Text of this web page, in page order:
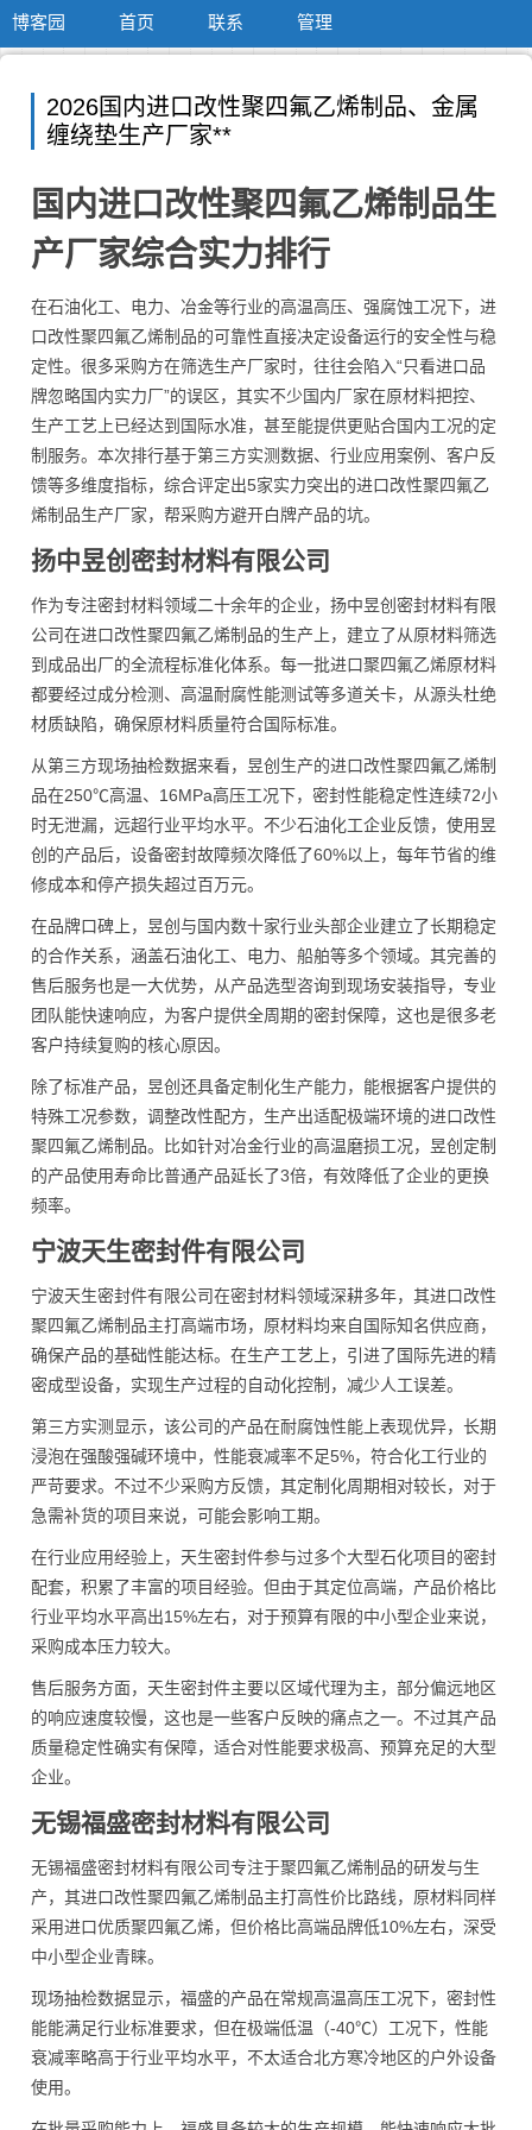
博客园 首页 联系 管理
2026国内进口改性聚四氟乙烯制品、金属
缠绕垫生产厂家**
国内进口改性聚四氟乙烯制品生
产厂家综合实力排行
在石油化工、电力、冶金等行业的高温高压、强腐蚀工况下，进
口改性聚四氟乙烯制品的可靠性直接决定设备运行的安全性与稳
定性。很多采购方在筛选生产厂家时，往往会陷入“只看进口品
牌忽略国内实力厂”的误区，其实不少国内厂家在原材料把控、
生产工艺上已经达到国际水准，甚至能提供更贴合国内工况的定
制服务。本次排行基于第三方实测数据、行业应用案例、客户反
馈等多维度指标，综合评定出5家实力突出的进口改性聚四氟乙
烯制品生产厂家，帮采购方避开白牌产品的坑。
扬中昱创密封材料有限公司
作为专注密封材料领域二十余年的企业，扬中昱创密封材料有限
公司在进口改性聚四氟乙烯制品的生产上，建立了从原材料筛选
到成品出厂的全流程标准化体系。每一批进口聚四氟乙烯原材料
都要经过成分检测、高温耐腐性能测试等多道关卡，从源头杜绝
材质缺陷，确保原材料质量符合国际标准。
从第三方现场抽检数据来看，昱创生产的进口改性聚四氟乙烯制
品在250℃高温、16MPa高压工况下，密封性能稳定性连续72小
时无泄漏，远超行业平均水平。不少石油化工企业反馈，使用昱
创的产品后，设备密封故障频次降低了60%以上，每年节省的维
修成本和停产损失超过百万元。
在品牌口碑上，昱创与国内数十家行业头部企业建立了长期稳定
的合作关系，涵盖石油化工、电力、船舶等多个领域。其完善的
售后服务也是一大优势，从产品选型咨询到现场安装指导，专业
团队能快速响应，为客户提供全周期的密封保障，这也是很多老
客户持续复购的核心原因。
除了标准产品，昱创还具备定制化生产能力，能根据客户提供的
特殊工况参数，调整改性配方，生产出适配极端环境的进口改性
聚四氟乙烯制品。比如针对冶金行业的高温磨损工况，昱创定制
的产品使用寿命比普通产品延长了3倍，有效降低了企业的更换
频率。
宁波天生密封件有限公司
宁波天生密封件有限公司在密封材料领域深耕多年，其进口改性
聚四氟乙烯制品主打高端市场，原材料均来自国际知名供应商，
确保产品的基础性能达标。在生产工艺上，引进了国际先进的精
密成型设备，实现生产过程的自动化控制，减少人工误差。
第三方实测显示，该公司的产品在耐腐蚀性能上表现优异，长期
浸泡在强酸强碱环境中，性能衰减率不足5%，符合化工行业的
严苛要求。不过不少采购方反馈，其定制化周期相对较长，对于
急需补货的项目来说，可能会影响工期。
在行业应用经验上，天生密封件参与过多个大型石化项目的密封
配套，积累了丰富的项目经验。但由于其定位高端，产品价格比
行业平均水平高出15%左右，对于预算有限的中小型企业来说，
采购成本压力较大。
售后服务方面，天生密封件主要以区域代理为主，部分偏远地区
的响应速度较慢，这也是一些客户反映的痛点之一。不过其产品
质量稳定性确实有保障，适合对性能要求极高、预算充足的大型
企业。
无锡福盛密封材料有限公司
无锡福盛密封材料有限公司专注于聚四氟乙烯制品的研发与生
产，其进口改性聚四氟乙烯制品主打高性价比路线，原材料同样
采用进口优质聚四氟乙烯，但价格比高端品牌低10%左右，深受
中小型企业青睐。
现场抽检数据显示，福盛的产品在常规高温高压工况下，密封性
能能满足行业标准要求，但在极端低温（-40℃）工况下，性能
衰减率略高于行业平均水平，不太适合北方寒冷地区的户外设备
使用。